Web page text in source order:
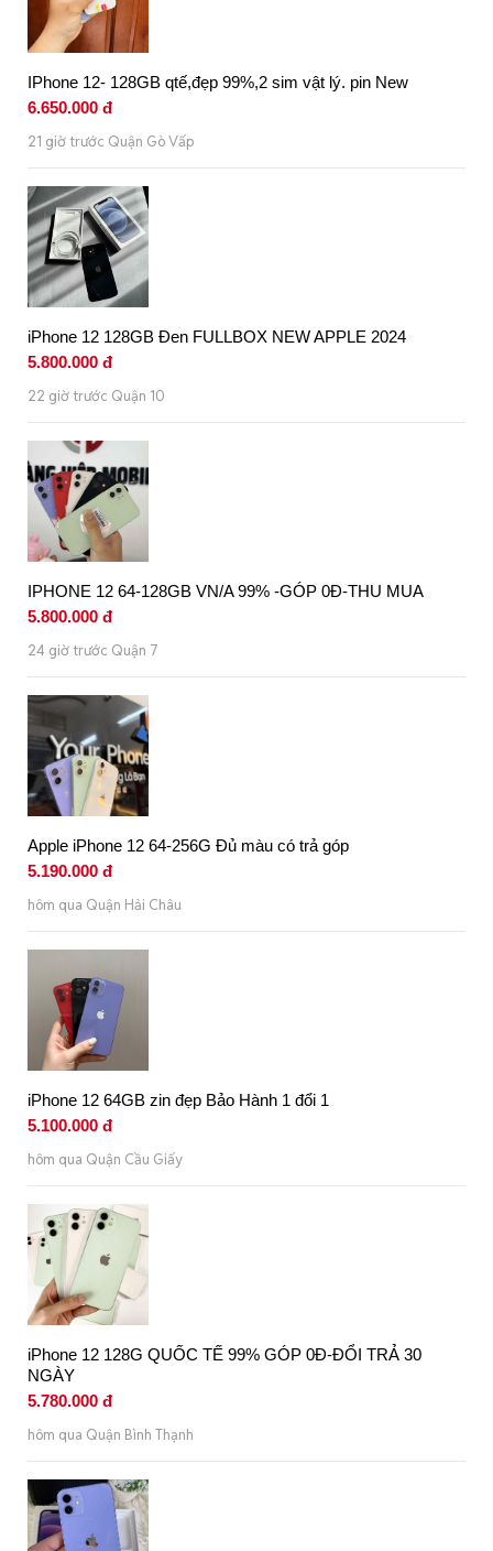
IPhone 12- 128GB qtế,đẹp 99%,2 sim vật lý. pin New
6.650.000 đ
21 giờ trước Quận Gò Vấp
iPhone 12 128GB Đen FULLBOX NEW APPLE 2024
5.800.000 đ
22 giờ trước Quận 10
IPHONE 12 64-128GB VN/A 99% -GÓP 0Đ-THU MUA
5.800.000 đ
24 giờ trước Quận 7
Apple iPhone 12 64-256G Đủ màu có trả góp
5.190.000 đ
hôm qua Quận Hải Châu
iPhone 12 64GB zin đẹp Bảo Hành 1 đổi 1
5.100.000 đ
hôm qua Quận Cầu Giấy
iPhone 12 128G QUỐC TẾ 99% GÓP 0Đ-ĐỔI TRẢ 30
NGÀY
5.780.000 đ
hôm qua Quận Bình Thạnh